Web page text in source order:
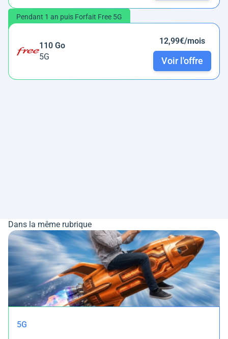
Pendant 1 an puis Forfait Free 5G
110 Go
5G
12,99€/mois
Voir l'offre
Dans la même rubrique
5G